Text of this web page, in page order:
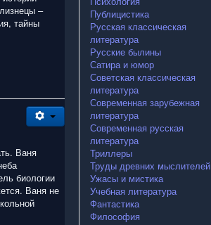
–
тайны
Ваня
биологии
Ваня не
Публицистика
Русская классическая
литература
Русские былины
Сатира и юмор
Советская классическая
литература
Современная зарубежная
литература
Современная русская
литература
Триллеры
Труды древних мыслителей
Ужасы и мистика
Учебная литература
Фантастика
Философия